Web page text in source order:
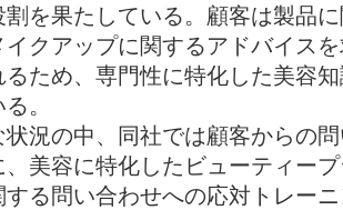
を果たしている。顧客は製品
イクアップに関するアドバイス
ため、専門性に特化した美容
。
況の中、同社では顧客からの
、美容に特化したビューティー
する問い合わせへの応対トレー